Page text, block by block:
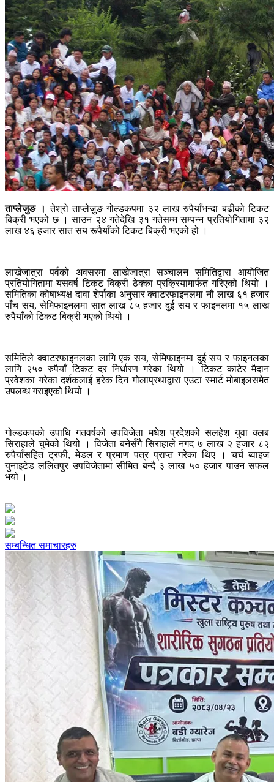
ताप्लेजुङ । तेश्रो ताप्लेजुङ गोल्डकपमा ३२ लाख रुपैयाँभन्दा बढीको टिकट
बिक्री भएको छ । साउन २४ गतेदेखि ३१ गतेसम्म सम्पन्न प्रतियोगितामा ३२
लाख ४६ हजार सात सय रूपैयाँको टिकट बिक्री भएको हो ।
लाखेजात्रा पर्वको अवसरमा लाखेजात्रा सञ्चालन समितिद्वारा आयोजित
प्रतियोगितामा यसवर्ष टिकट बिक्री ठेक्का प्रक्रियामार्फत गरिएको थियो ।
समितिका कोषाध्यक्ष दावा शेर्पाका अनुसार क्वाटरफाइनलमा नौ लाख ६१ हजार
पाँच सय, सेमिफाइनलमा सात लाख ८५ हजार दुई सय र फाइनलमा १५ लाख
रुपैयाँको टिकट बिक्री भएको थियो ।
समितिले क्वाटरफाइनलका लागि एक सय, सेमिफाइनमा दुई सय र फाइनलका
लागि २५० रुपैयाँ टिकट दर निर्धारण गरेका थियो । टिकट काटेर मैदान
प्रवेशका गरेका दर्शकलाई हरेक दिन गोलाप्रथाद्वारा एउटा स्मार्ट मोबाइलसमेत
उपलब्ध गराइएको थियो ।
गोल्डकपको उपाधि गतवर्षको उपविजेता मधेश प्रदेशको सलहेश युवा क्लब
सिराहाले चुमेको थियो । विजेता बनेसँगै सिराहाले नगद ७ लाख २ हजार ८२
रुपैयाँसहित ट्रफी, मेडल र प्रमाण पत्र प्राप्त गरेका थिए । चर्च ब्वाइज
युनाइटेड ललितपुर उपविजेतामा सीमित बन्दै ३ लाख ५० हजार पाउन सफल
भयो ।
सम्बन्धित समाचारहरु